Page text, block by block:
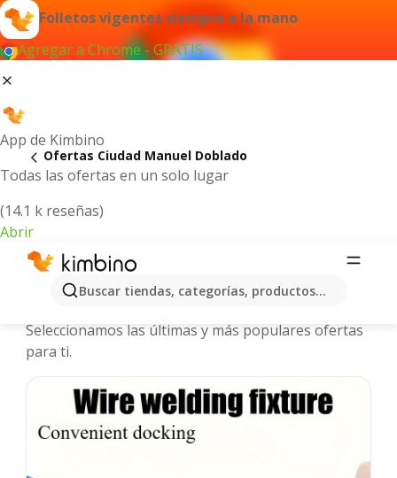
Folletos vigentes siempre a la mano
Agregar a Chrome - GRATIS
App de Kimbino
Todas las ofertas en un solo lugar
(14.1 k reseñas)
Abrir
Buscar tiendas, categorías, productos...
Ofertas Ciudad Manuel Doblado
Ciudad Manuel Doblado - Folletos y
Seleccionamos las últimas y más populares ofertas
para ti.